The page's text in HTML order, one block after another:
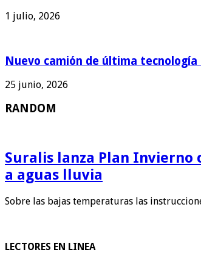
1 julio, 2026
Nuevo camión de última
25 junio, 2026
RANDOM
Suralis lanza Plan
a aguas lluvia
Sobre las bajas temperaturas las
LECTORES EN LINEA